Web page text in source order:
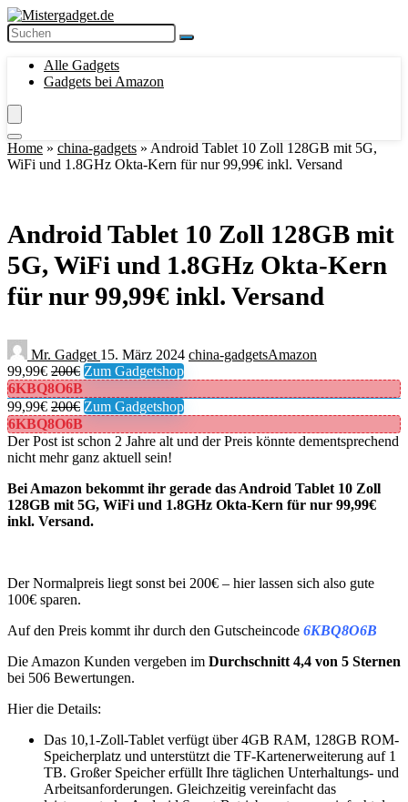
Alle Gadgets
Gadgets bei Amazon
Home » china-gadgets » Android Tablet 10 Zoll 128GB mit 5G,
WiFi und 1.8GHz Okta-Kern für nur 99,99€ inkl. Versand
Android Tablet 10 Zoll 128GB mit
5G, WiFi und 1.8GHz Okta-Kern
für nur 99,99€ inkl. Versand
Mr. Gadget 15. März 2024 china-gadgetsAmazon
99,99€ 200€ Zum Gadgetshop
6KBQ8O6B
99,99€ 200€ Zum Gadgetshop
6KBQ8O6B
Der Post ist schon 2 Jahre alt und der Preis könnte dementsprechend
nicht mehr ganz aktuell sein!
Bei Amazon bekommt ihr gerade das Android Tablet 10 Zoll
128GB mit 5G, WiFi und 1.8GHz Okta-Kern für nur 99,99€
inkl. Versand.
Der Normalpreis liegt sonst bei 200€ – hier lassen sich also gute
100€ sparen.
Auf den Preis kommt ihr durch den Gutscheincode 6KBQ8O6B
Die Amazon Kunden vergeben im Durchschnitt 4,4 von 5 Sternen
bei 506 Bewertungen.
Hier die Details:
Das 10,1-Zoll-Tablet verfügt über 4GB RAM, 128GB ROM-
Speicherplatz und unterstützt die TF-Kartenerweiterung auf 1
TB. Großer Speicher erfüllt Ihre täglichen Unterhaltungs- und
Arbeitsanforderungen. Gleichzeitig vereinfacht das